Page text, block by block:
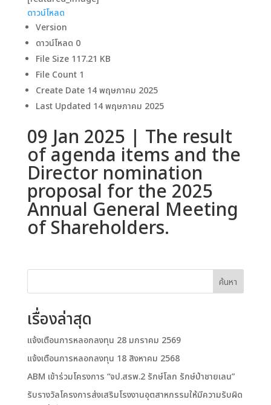
ดาวน์โหลด
Version
ดาวน์โหลด 0
File Size 117.21 KB
File Count 1
Create Date 14 พฤษภาคม 2025
Last Updated 14 พฤษภาคม 2025
09 Jan 2025 | The result
of agenda items and the
Director nomination
proposal for the 2025
Annual General Meeting
of Shareholders.
ค้นหา
เรื่องล่าสุด
แจ้งเตือนการหลอกลงทุน 28 มกราคม 2569
แจ้งเตือนการหลอกลงทุน 18 สิงหาคม 2568
ABM เข้าร่วมโครงการ “จป.สรพ.2 รักษ์โลก รักษ์ป่าชายเลน”
รับรางวัลโครงการส่งเสริมโรงงานอุตสาหกรรมให้มีความรับผิด